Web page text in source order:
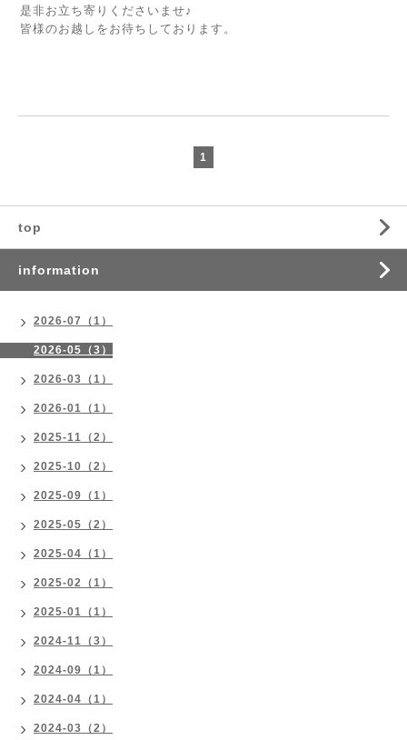
是非お立ち寄りくださいませ♪
皆様のお越しをお待ちしております。
1
top
information
2026-07（1）
2026-05（3）
2026-03（1）
2026-01（1）
2025-11（2）
2025-10（2）
2025-09（1）
2025-05（2）
2025-04（1）
2025-02（1）
2025-01（1）
2024-11（3）
2024-09（1）
2024-04（1）
2024-03（2）